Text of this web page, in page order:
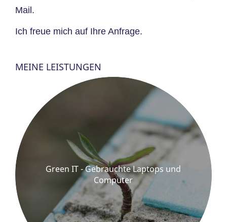
Mail .
Ich freue mich auf Ihre Anfrage.
MEINE LEISTUNGEN
Green IT - Gebrauchte Laptops und
Computer